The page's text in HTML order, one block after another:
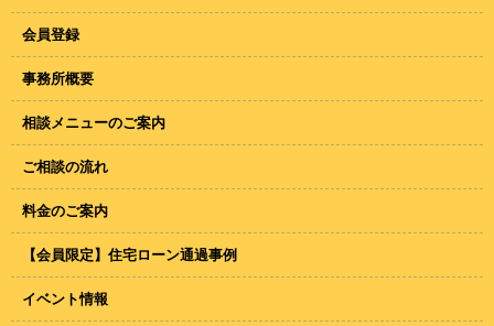
会員登録
事務所概要
相談メニューのご案内
ご相談の流れ
料金のご案内
【会員限定】住宅ローン通過事例
イベント情報